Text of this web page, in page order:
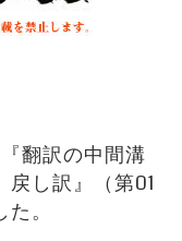
翻訳の中間溝
し訳』（第01
。